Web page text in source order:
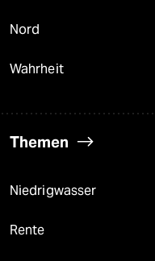
Nord
Wahrheit
Themen
Niedrigwasser
Rente